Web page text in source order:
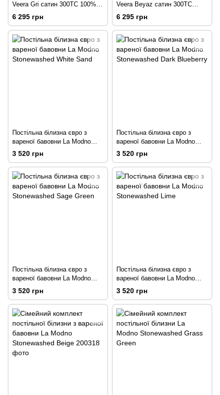
Veera Gri сатин 300TC 100%
бавовна сірий
6 295 грн
Veera Beyaz сатин 300TC
100% бавовна білий
6 295 грн
Постільна білизна євро з
вареної бавовни La Modno
Stonewashed White Sand
3 520 грн
Постільна білизна євро з
вареної бавовни La Modno
Stonewashed Dark Blueberry
3 520 грн
Постільна білизна євро з
вареної бавовни La Modno
Stonewashed Sage Green
3 520 грн
Постільна білизна євро з
вареної бавовни La Modno
Stonewashed Lime
3 520 грн